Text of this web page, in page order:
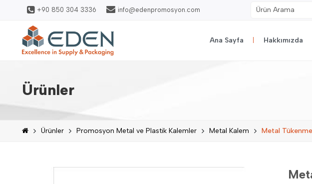
+90 850 304 3336 info@edenpromosyon.com
Ana Sayfa Hakkımızda
Ürünler
Ürünler Promosyon Metal ve Plastik Kalemler Metal Kalem Metal